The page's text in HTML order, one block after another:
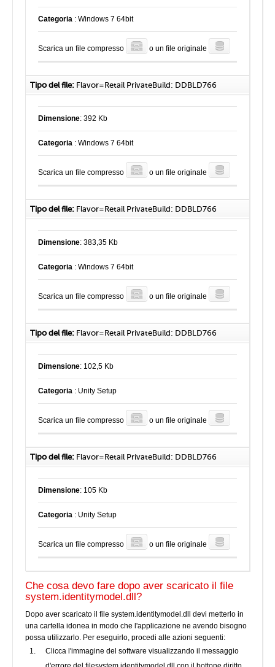
Categoria : Windows 7 64bit
Scarica un file compresso o un file originale
Tipo del file: Flavor=Retail PrivateBuild: DDBLD766
Dimensione: 392 Kb
Categoria : Windows 7 64bit
Scarica un file compresso o un file originale
Tipo del file: Flavor=Retail PrivateBuild: DDBLD766
Dimensione: 383,35 Kb
Categoria : Windows 7 64bit
Scarica un file compresso o un file originale
Tipo del file: Flavor=Retail PrivateBuild: DDBLD766
Dimensione: 102,5 Kb
Categoria : Unity Setup
Scarica un file compresso o un file originale
Tipo del file: Flavor=Retail PrivateBuild: DDBLD766
Dimensione: 105 Kb
Categoria : Unity Setup
Scarica un file compresso o un file originale
Che cosa devo fare dopo aver scaricato il file
system.identitymodel.dll?
Dopo aver scaricato il file system.identitymodel.dll devi metterlo in
una cartella idonea in modo che l'applicazione ne avendo bisogno
possa utilizzarlo. Per eseguirlo, procedi alle azioni seguenti:
Clicca l'immagine del software visualizzando il messaggio